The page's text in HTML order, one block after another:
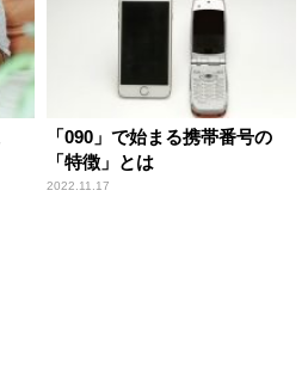
「090」で始まる携帯番号の
「特徴」とは
2022.11.17